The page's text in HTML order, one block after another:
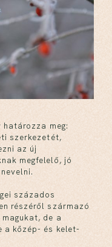
határozza meg:
szerkezetét,
az új
megfelelő, jó
százados
részéről származó
de a
a közép- és kelet-